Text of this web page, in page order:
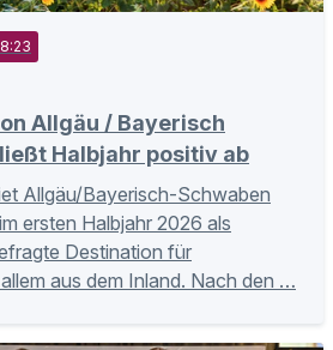
Allgäu / Bayerisch
Halbjahr positiv ab
Allgäu/Bayerisch-Schwaben
ersten Halbjahr 2026 als
Destination für
aus dem Inland. Nach den …